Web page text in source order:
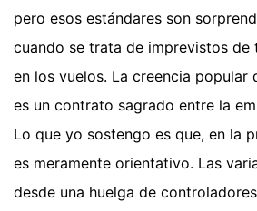
pero esos estándares son
cuando se trata de imprevistos
en los vuelos. La creencia popular
es un contrato sagrado entre la
Lo que yo sostengo es que, en la
es meramente orientativo. Las
desde una huelga de